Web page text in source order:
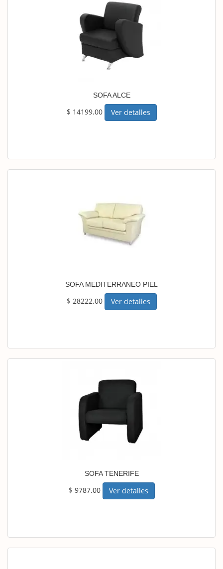
SOFA ALCE
$ 14199.00 Ver detalles
SOFA MEDITERRANEO PIEL
$ 28222.00 Ver detalles
SOFA TENERIFE
$ 9787.00 Ver detalles